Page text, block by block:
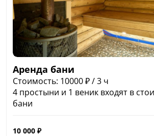
Аренда бани
Стоимость: 10000 ₽ / 3 ч
4 простыни и 1 веник входят в
бани
10 000 ₽